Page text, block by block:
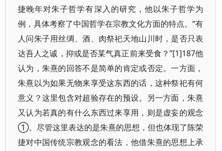
捷晚年对朱子哲学有深入的研究，他以朱子哲学为
例，具体考察了中国哲学在宗教文化方面的特点。“有
人问朱子用丝绸、酒、肉祭祀天地山川时，是否只表
达吾人之诚，抑或是否某气真正前来受食？”[1]187他
认为，朱熹的回答不是简单的肯定或否定。一方面，
朱熹以为如果无物来享受这东西的话，这种祭祀有何
意义？这里包含对超验存在的预设。另一方面，朱熹
又认为若真的有什么东西过来享用，则是虚妄的观念
①。尽管这里表达的是朱熹的思想，但也体现了陈荣
捷对中国传统宗教观念的看法，他借朱熹的思想上承